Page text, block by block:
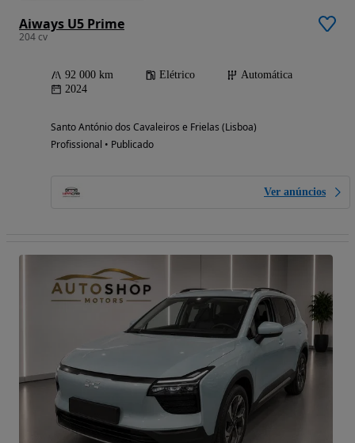
Aiways U5 Prime
204 cv
92 000 km Elétrico
Automática
2024
Santo António dos Cavaleiros e Frielas (Lisboa)
Profissional • Publicado
Ver anúncios